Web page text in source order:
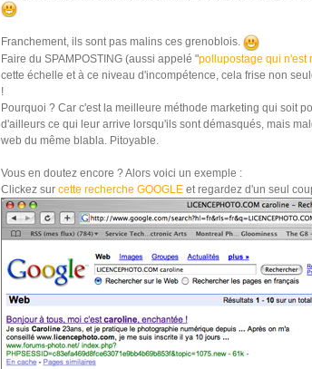
Franchement, ils sont pas malins ces grenoblois.
Faire du SPAMPOSTING (aussi appelé "pollupostage qui n'est
cette échelle et à ce niveau d'incompétence, cela frise non
!
Pourquoi ? Car c'est la meilleure méthode marketing qui soit
d'ailleurs ce qui leur arrive lorsqu'ils sont démasqués, mais
web du même blabla. Pitoyable.
Vous en doutez encore ? Alors voici un exemple :
Clickez sur cette recherche GOOGLEet regardez d'un seul